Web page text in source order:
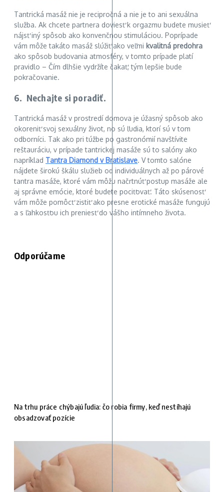
Tantrická masáž nie je recipročná a nie je to ani sexuálna
služba. Ak chcete partnera doviesť k orgazmu budete musieť
nájsť iný spôsob ako konvenčnou stimuláciou. Poprípade
vám môže takáto masáž slúžiť ako veľmi kvalitná predohra
ako spôsob budovania atmosféry, v tomto prípade platí
pravidlo – Čím dlhšie vydržíte čakať, tým lepšie bude
pokračovanie.
6. Nechajte si poradiť.
Tantrická masáž v prostredí domova je úžasný spôsob ako
okoreniť svoj sexuálny život, no sú ľudia, ktorí sú v tom
odborníci. Tak ako pri túžbe po gastronómií navštívite
reštauráciu, v prípade tantrickej masáže sú to salóny ako
napríklad Tantra Diamond v Bratislave. V tomto salóne
nájdete širokú škálu služieb od individuálnych až po párové
tantra masáže, ktoré vám môžu načrtnúť postup masáže ale
aj správne emócie, ktoré budete pociťovať. Táto skúsenosť
vám môže pomôcť zistiť ako presne erotické masáže fungujú
a s ľahkosťou ich preniesť do vášho intímneho života.
Odporúčame
Na trhu práce chýbajú ľudia: čo robia firmy, keď nestíhajú
obsadzovať pozície